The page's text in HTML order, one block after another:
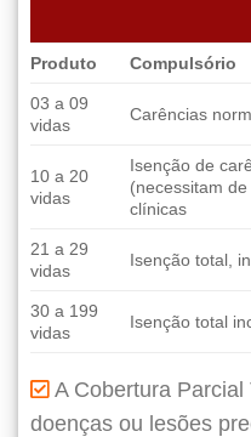
Produto Compulsório
03 a 09
vidas
Carências
10 a 20
vidas
Isenção de
(necessitam
clínicas
21 a 29
vidas
Isenção total,
30 a 199
vidas
Isenção total
A Cobertura
doenças ou lesões